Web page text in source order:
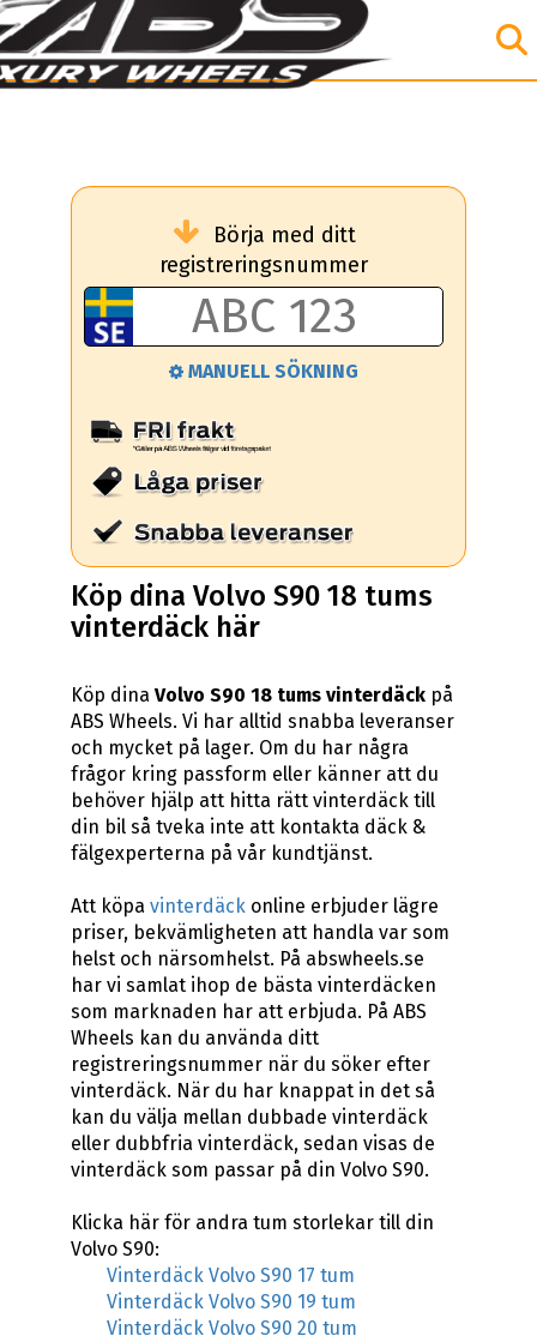
Börja med ditt
registreringsnummer
MANUELL SÖKNING
Köp dina Volvo S90 18 tums
vinterdäck här
Köp dina Volvo S90 18 tums vinterdäckpå
ABS Wheels. Vi har alltid snabba leveranser
och mycket på lager. Om du har några
frågor kring passform eller känner att du
behöver hjälp att hitta rätt vinterdäck till
din bil så tveka inte att kontakta däck &
fälgexperterna på vår kundtjänst.
Att köpa vinterdäckonline erbjuder lägre
priser, bekvämligheten att handla var som
helst och närsomhelst. På abswheels.se
har vi samlat ihop de bästa vinterdäcken
som marknaden har att erbjuda. På ABS
Wheels kan du använda ditt
registreringsnummer när du söker efter
vinterdäck. När du har knappat in det så
kan du välja mellan dubbade vinterdäck
eller dubbfria vinterdäck, sedan visas de
vinterdäck som passar på din Volvo S90.
Klicka här för andra tum storlekar till din
Volvo S90:
Vinterdäck Volvo S90 17 tum
Vinterdäck Volvo S90 19 tum
Vinterdäck Volvo S90 20 tum